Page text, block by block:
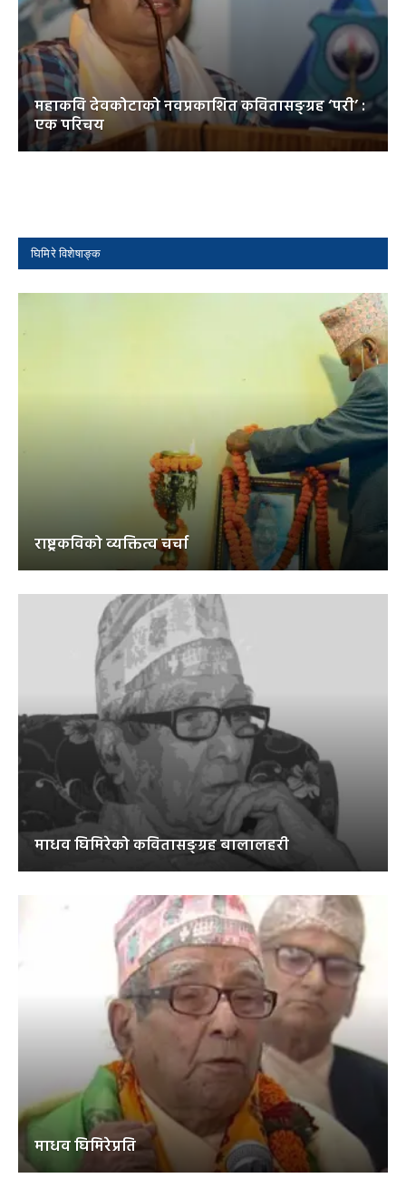
महाकवि देवकोटाको नवप्रकाशित कवितासङ्ग्रह ‘परी’ :
एक परिचय
घिमिरे विशेषाङ्क
राष्ट्रकविको व्यक्तित्व चर्चा
माधव घिमिरेको कवितासङ्ग्रह बालालहरी
माधव घिमिरेप्रति